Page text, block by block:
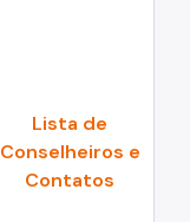
Lista de
Conselheiros e
Contatos